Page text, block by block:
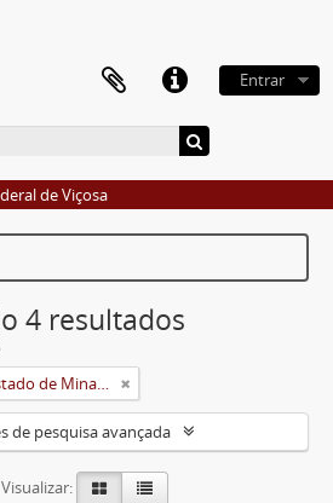
Entrar
de Viçosa
4 resultados
Universidade Rural do Estado de Minas Gerais (Uremg)
de pesquisa avançada
Visualizar: